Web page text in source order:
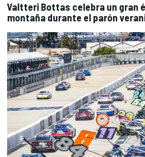
Valtteri Bottas celebra un gran
montaña durante el parón